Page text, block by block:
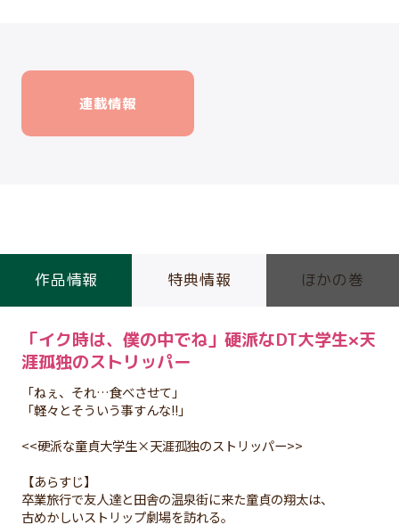
連載情報
作品情報 特典情報 ほかの巻
「イク時は、僕の中でね」硬派なDT大学生×天
涯孤独のストリッパー
「ねぇ、それ…食べさせて」
「軽々とそういう事すんな!!」
<<硬派な童貞大学生×天涯孤独のストリッパー>>
【あらすじ】
卒業旅行で友人達と田舎の温泉街に来た童貞の翔太は、
古めかしいストリップ劇場を訪れる。